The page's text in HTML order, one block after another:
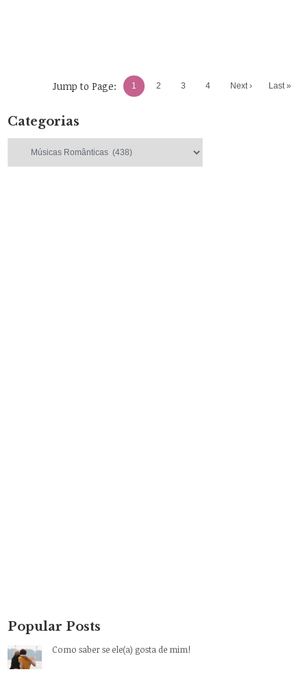
1 2 3 4 Next › Last »
Jump to Page:
Categorias
Popular Posts
Como saber se ele(a) gosta de mim!